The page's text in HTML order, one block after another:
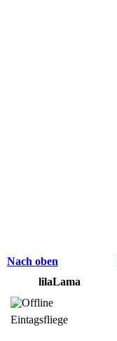
Nach oben
lilaLama
Eintagsfliege